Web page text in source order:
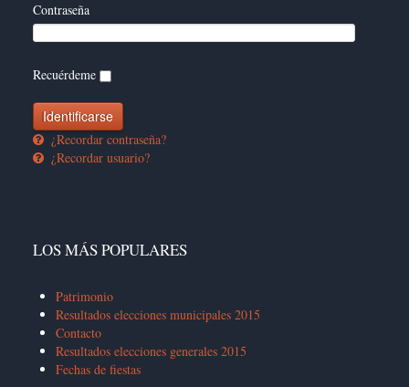
Contraseña
Recuérdeme
¿Recordar contraseña?
¿Recordar usuario?
LOS MÁS POPULARES
Patrimonio
Resultados elecciones municipales 2015
Contacto
Resultados elecciones generales 2015
Fechas de fiestas